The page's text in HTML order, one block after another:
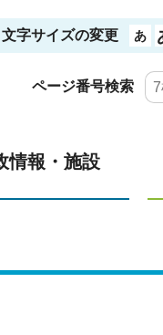
文字サイズの変更
ページ番号検索
情報・施設